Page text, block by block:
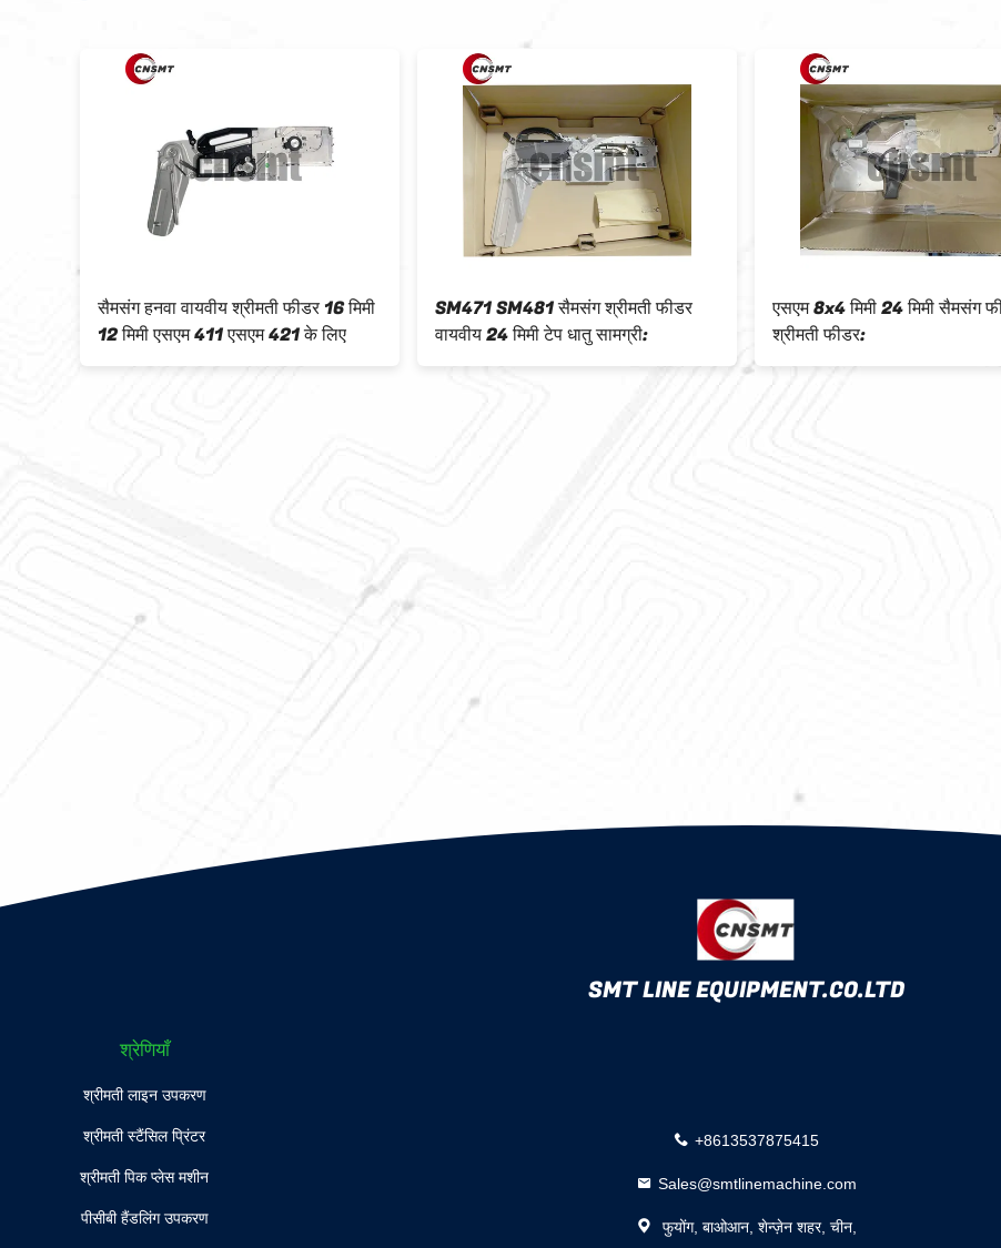
सैमसंग हनवा वायवीय श्रीमती फीडर 16 मिमी
12 मिमी एसएम 411 एसएम 421 के लिए
SM471 SM481 सैमसंग श्रीमती फीडर
वायवीय 24 मिमी टेप धातु सामग्री:
एसएम 8x4 मिमी 24 मिमी सैमसंग
श्रीमती फीडर:
SMT LINE EQUIPMENT.CO.LTD
श्रेणियाँ
श्रीमती लाइन उपकरण
श्रीमती स्टैंसिल प्रिंटर
श्रीमती पिक प्लेस मशीन
पीसीबी हैंडलिंग उपकरण
+8613537875415
Sales@smtlinemachine.com
फुयोंग, बाओआन, शेन्ज़ेन शहर, चीन,